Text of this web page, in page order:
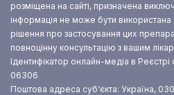
розміщена на сайті, призначена
інформація не може бути використана
рішення про застосування цих
повноцінну консультацію з вашим
Ідентифікатор онлайн-медіа в Реєстрі
06306
Поштова адреса суб‘єкта: Україна,